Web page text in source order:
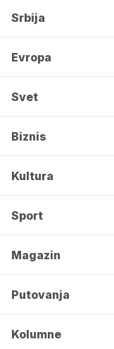
Srbija
Evropa
Svet
Biznis
Kultura
Sport
Magazin
Putovanja
Kolumne
se mogu
Nije
prethodnog
Sadržaj sa
koja su
Neovlašćeno
Ovi Uslovi
najave.
Odricanje i
Sve
bilo kakvu
Arena news
U cilju